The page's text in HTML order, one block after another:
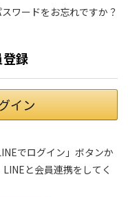
スワードをお忘れですか？
録
でログイン」ボタンか
LINEと会員連携をしてく